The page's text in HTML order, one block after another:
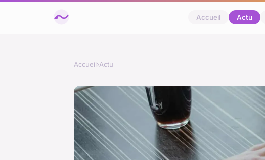
Accueil Actu
Accueil›Actu